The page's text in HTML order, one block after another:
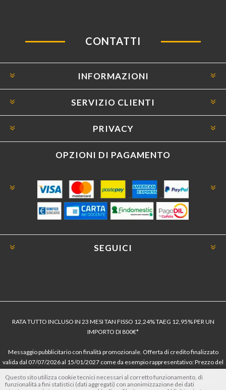
CONTATTI
INFORMAZIONI
SERVIZIO CLIENTI
PRIVACY
OPZIONI DI PAGAMENTO
SEGUICI
RATA TUTTO INCLUSO IN 23 MESI TAN FISSO 12,24% TAEG 12,95% PER UN
IMPORTO DI 800€*
Messaggio pubblicitario con finalità promozionale. Offerta di credito finalizzato
valida dal 07/07/2026 al 15/01/2027 come da esempio rappresentativo: Prezzo del
dell’offerta azzerati. Importo totale del credito € 800. Importo totale dovuto dal
Questo sito utilizza cookie tecnici necessari al corretto funzionamento, di
funzionalità a fini statistici (dati aggregati) con anonimizzazione dei dati